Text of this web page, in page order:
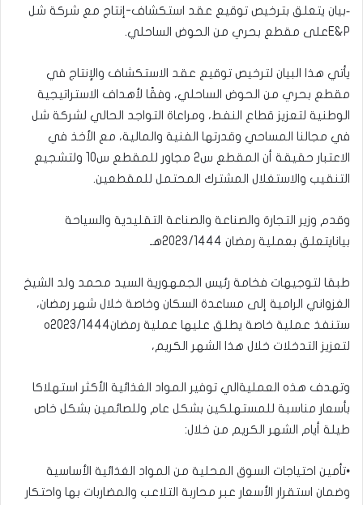
‐بيان يتعلق بترخيص توقيع عقد استكشاف-إنتاج مع شركة شل
E&Pعلى مقطع بحري من الحوض الساحلي.
يأتي هذا البيان لترخيص توقيع عقد الاستكشاف والإنتاج في
مقطع بحري من الحوض الساحلي، وفقًا لأهداف الاستراتيجية
الوطنية لتعزيز قطاع النفط، ومراعاة التواجد الحالي لشركة شل
في مجالنا المساحي وقدرتها الفنية والمالية، مع الأخذ في
الاعتبار حقيقة أن المقطع س2 مجاور للمقطع س10 ولتشجيع
التنقيب والاستغلال المشترك المحتمل للمقطعين.
وقدم وزير التجارة والصناعة والصناعة التقليدية والسياحة
بيانايتعلق بعملية رمضان 2023/1444هـ
طبقا لتوجيهات فخامة رئيس الجمهورية السيد محمد ولد الشيخ
الغزواني الرامية إلى مساعدة السكان وخاصة خلال شهر رمضان،
ستنفذ عملية خاصة يطلق عليها عملية رمضان2023/1444ه
لتعزيز التدخلات خلال هذا الشهر الكريم،
وتهدف هذه العمليةالي توفير المواد الغذائية الأكثر استهلاكا
بأسعار مناسبة للمستهلكين بشكل عام وللصائمين بشكل خاص
طيلة أيام الشهر الكريم من خلال:
•تأمين احتياجات السوق المحلية من المواد الغذائية الأساسية
وضمان استقرار الأسعار عبر محاربة التلاعب والمضاربات بها واحتكار